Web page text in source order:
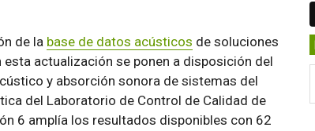
de la base de datos acústicos de soluciones
esta actualización se ponen a disposición del
y absorción sonora de sistemas del
del Laboratorio de Control de Calidad de
6 amplía los resultados disponibles con 62